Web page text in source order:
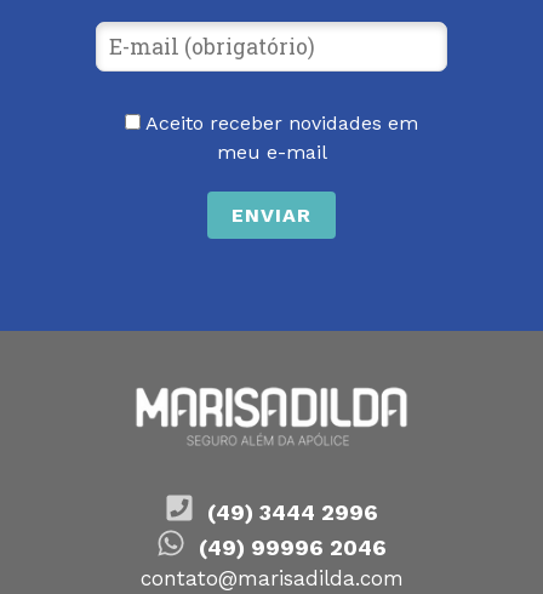
Aceito receber novidades em
meu e-mail
(49) 3444 2996
(49) 99996 2046
contato@marisadilda.com